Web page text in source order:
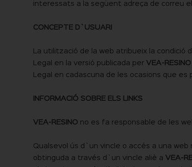
interessats a la següent adreça de correu
CONCEPTE D`USUARI
La utilització de la web atribueix la
Legal en la versió publicada per VEA-RESINO
Legal en cadascuna de les ocasions que
INFORMACIÓ SOBRE ELS LINKS
VEA-RESINO no es fa responsable de les
Qualsevol ús d`un vincle o accés a una
obtinguda a través d`un vincle aliè a VEA-